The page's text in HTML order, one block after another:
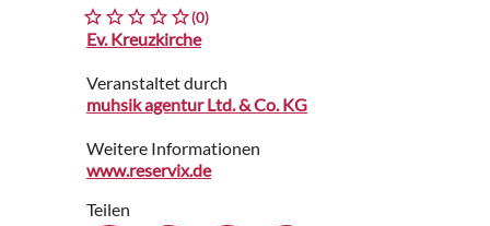
(0)
Ev. Kreuzkirche
Veranstaltet durch
muhsik agentur Ltd. & Co. KG
Weitere Informationen
www.reservix.de
Teilen